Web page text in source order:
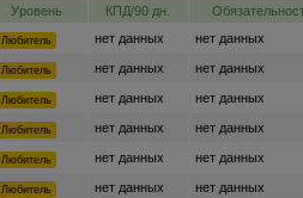
Уровень КПД/90 дн.
Любитель нет данных нет данных
Любитель нет данных нет данных
Любитель нет данных нет данных
Любитель нет данных нет данных
Любитель нет данных нет данных
Любитель нет данных нет данных